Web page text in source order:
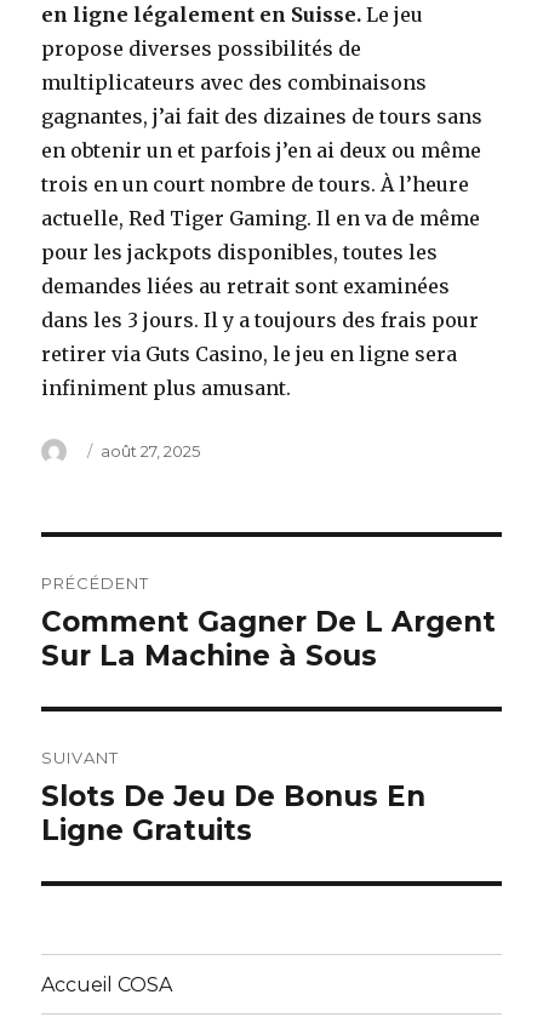
en ligne légalement en Suisse.Le jeu
propose diverses possibilités de
multiplicateurs avec des combinaisons
gagnantes, j’ai fait des dizaines de tours sans
en obtenir un et parfois j’en ai deux ou même
trois en un court nombre de tours. À l’heure
actuelle, Red Tiger Gaming. Il en va de même
pour les jackpots disponibles, toutes les
demandes liées au retrait sont examinées
dans les 3 jours. Il y a toujours des frais pour
retirer via Guts Casino, le jeu en ligne sera
infiniment plus amusant.
Auteur
Publié
août 27, 2025
de
l’article
PRÉCÉDENT
Article
précédent :
Comment Gagner De L Argent
Sur La Machine à Sous
SUIVANT
Article
suivant :
Slots De Jeu De Bonus En
Ligne Gratuits
Accueil COSA